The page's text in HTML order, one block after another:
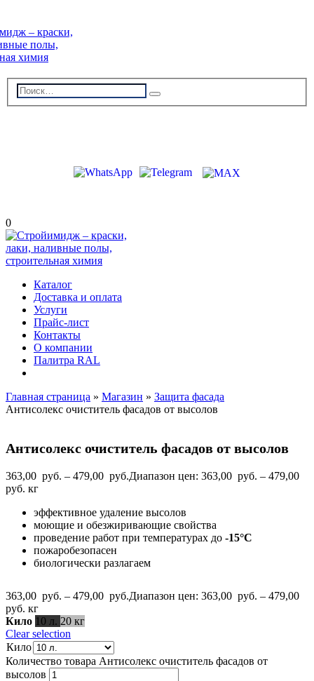
0
Каталог
Доставка и оплата
Услуги
Прайс-лист
Контакты
О компании
Палитра RAL
Главная страница » Магазин » Защита фасада
Антисолекс очиститель фасадов от высолов
Антисолекс очиститель фасадов от высолов
363,00 руб. – 479,00 руб.Диапазон цен: 363,00 руб. – 479,00
руб. кг
эффективное удаление высолов
моющие и обезжиривающие свойства
проведение работ при температурах до -15°С
пожаробезопасен
биологически разлагаем
363,00 руб. – 479,00 руб.Диапазон цен: 363,00 руб. – 479,00
руб. кг
Кило 10 л. 20 кг
Clear selection
Кило
Количество товара Антисолекс очиститель фасадов от
высолов